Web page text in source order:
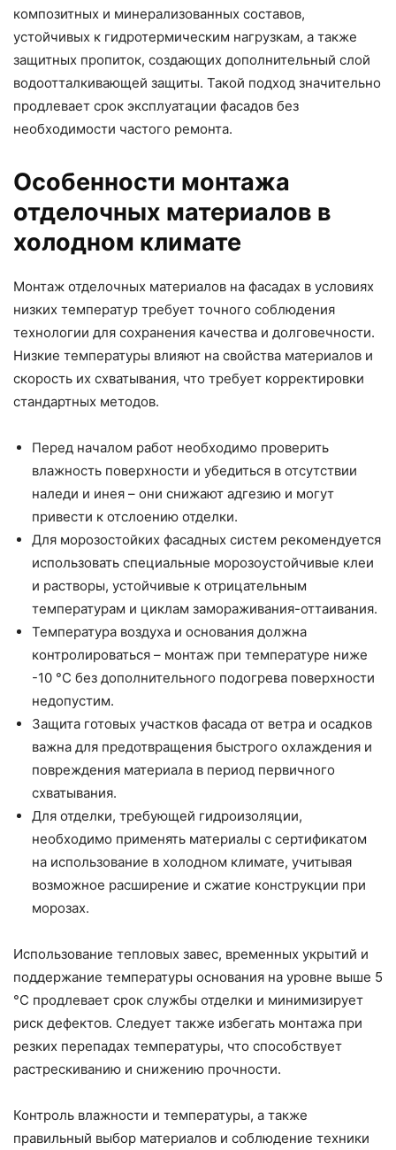
композитных и минерализованных составов,
устойчивых к гидротермическим нагрузкам, а также
защитных пропиток, создающих дополнительный слой
водоотталкивающей защиты. Такой подход значительно
продлевает срок эксплуатации фасадов без
необходимости частого ремонта.
Особенности монтажа
отделочных материалов в
холодном климате
Монтаж отделочных материалов на фасадах в условиях
низких температур требует точного соблюдения
технологии для сохранения качества и долговечности.
Низкие температуры влияют на свойства материалов и
скорость их схватывания, что требует корректировки
стандартных методов.
Перед началом работ необходимо проверить
влажность поверхности и убедиться в отсутствии
наледи и инея – они снижают адгезию и могут
привести к отслоению отделки.
Для морозостойких фасадных систем рекомендуется
использовать специальные морозоустойчивые клеи
и растворы, устойчивые к отрицательным
температурам и циклам замораживания-оттаивания.
Температура воздуха и основания должна
контролироваться – монтаж при температуре ниже
-10 °C без дополнительного подогрева поверхности
недопустим.
Защита готовых участков фасада от ветра и осадков
важна для предотвращения быстрого охлаждения и
повреждения материала в период первичного
схватывания.
Для отделки, требующей гидроизоляции,
необходимо применять материалы с сертификатом
на использование в холодном климате, учитывая
возможное расширение и сжатие конструкции при
морозах.
Использование тепловых завес, временных укрытий и
поддержание температуры основания на уровне выше 5
°C продлевает срок службы отделки и минимизирует
риск дефектов. Следует также избегать монтажа при
резких перепадах температуры, что способствует
растрескиванию и снижению прочности.
Контроль влажности и температуры, а также
правильный выбор материалов и соблюдение техники